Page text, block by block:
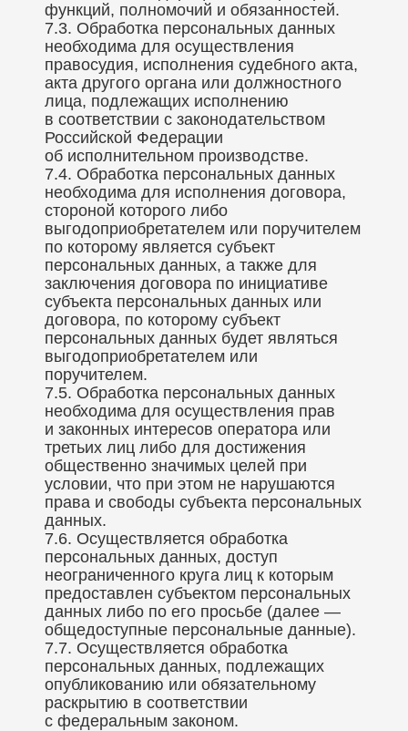
функций, полномочий и обязанностей.
7.3. Обработка персональных данных
необходима для осуществления
правосудия, исполнения судебного акта,
акта другого органа или должностного
лица, подлежащих исполнению
в соответствии с законодательством
Российской Федерации
об исполнительном производстве.
7.4. Обработка персональных данных
необходима для исполнения договора,
стороной которого либо
выгодоприобретателем или поручителем
по которому является субъект
персональных данных, а также для
заключения договора по инициативе
субъекта персональных данных или
договора, по которому субъект
персональных данных будет являться
выгодоприобретателем или
поручителем.
7.5. Обработка персональных данных
необходима для осуществления прав
и законных интересов оператора или
третьих лиц либо для достижения
общественно значимых целей при
условии, что при этом не нарушаются
права и свободы субъекта персональных
данных.
7.6. Осуществляется обработка
персональных данных, доступ
неограниченного круга лиц к которым
предоставлен субъектом персональных
данных либо по его просьбе (далее —
общедоступные персональные данные).
7.7. Осуществляется обработка
персональных данных, подлежащих
опубликованию или обязательному
раскрытию в соответствии
с федеральным законом.